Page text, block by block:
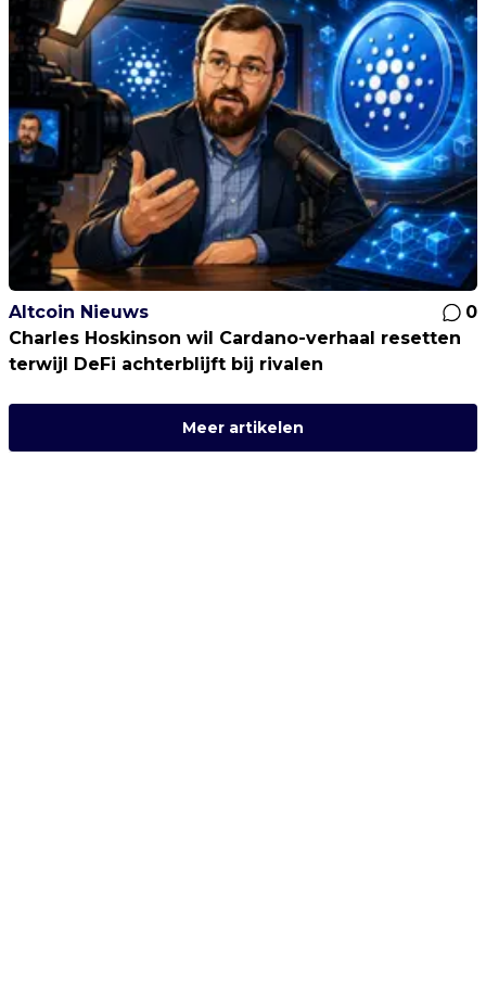
Altcoin Nieuws
0
Charles Hoskinson wil Cardano-verhaal resetten
terwijl DeFi achterblijft bij rivalen
Meer artikelen